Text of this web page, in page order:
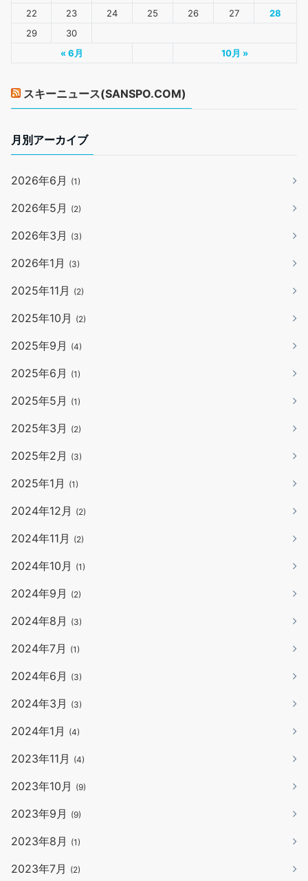
« 6月 10月 »
22
23 24 25 26 27
28
29
30
スキーニュース(SANSPO.COM)
月別アーカイブ
2026年6月 (1)
2026年5月 (2)
2026年3月 (3)
2026年1月 (3)
2025年11月 (2)
2025年10月 (2)
2025年9月 (4)
2025年6月 (1)
2025年5月 (1)
2025年3月 (2)
2025年2月 (3)
2025年1月 (1)
2024年12月 (2)
2024年11月 (2)
2024年10月 (1)
2024年9月 (2)
2024年8月 (3)
2024年7月 (1)
2024年6月 (3)
2024年3月 (3)
2024年1月 (4)
2023年11月 (4)
2023年10月 (9)
2023年9月 (9)
2023年8月 (1)
2023年7月 (2)